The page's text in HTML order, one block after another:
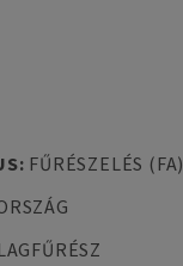
: FŰRÉSZELÉS (FA)